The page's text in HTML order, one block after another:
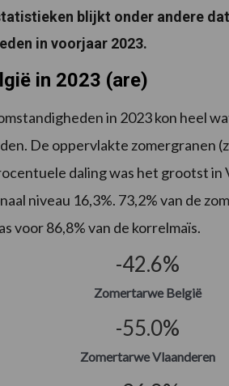
blijkt onder andere
in voorjaar 2023.
in 2023 (are)
in 2023 kon heel
De oppervlakte zomergranen
daling was het grootst in
niveau 16,3%. 73,2% van de
voor 86,8% van de korrelmaïs.
-42.6%
Zomertarwe België
-55.0%
ZomertarweVlaanderen